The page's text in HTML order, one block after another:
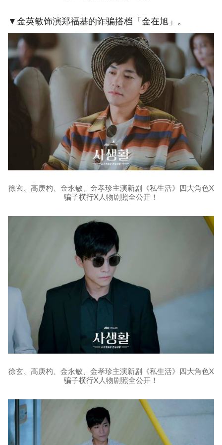
▼金英敏饰演郑福基的诈骗搭档「金在旭」。
徐玄、高庚杓、金永敏、金孝珍主演新剧《私生活》四大角色X
骗子横行X人物剧照全公开！
徐玄、高庚杓、金永敏、金孝珍主演新剧《私生活》四大角色X
骗子横行X人物剧照全公开！